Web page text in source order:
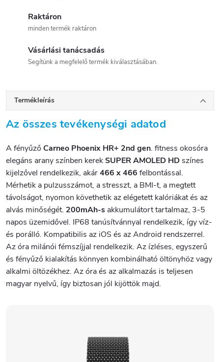
Raktáron
minden termék raktáron
Vásárlási tanácsadás
Segítünk a megfelelő termék kiválasztásában.
Termékleírás
Az összes tevékenységi adatod
A fényűző Carneo Phoenix HR+ 2nd gen. fitness okosóra
elegáns arany színben kerekSUPER AMOLED HD színes
kijelzővel rendelkezik, akár466 x 466 felbontással.
Mérhetik a pulzusszámot, a stresszt, a BMI-t, a megtett
távolságot, nyomon követhetik az elégetett kalóriákat és az
alvás minőségét. 200mAh-s akkumulátort tartalmaz, 3-5
napos üzemidővel. IP68 tanúsítvánnyal rendelkezik, így víz-
és porálló. Kompatibilis az iOS és az Android rendszerrel.
Az óra milánói fémszíjjal rendelkezik. Az ízléses, egyszerű
és fényűző kialakítás könnyen kombinálható öltönyhöz vagy
alkalmi öltözékhez. Az óra és az alkalmazás is teljesen
magyar nyelvű, így biztosan jól kijöttök majd.